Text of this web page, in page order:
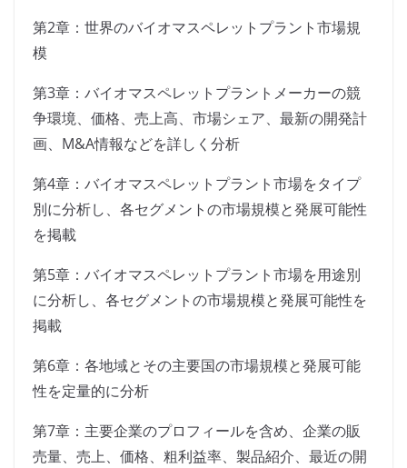
第2章：世界のバイオマスペレットプラント市場規
模
第3章：バイオマスペレットプラントメーカーの競
争環境、価格、売上高、市場シェア、最新の開発計
画、M&A情報などを詳しく分析
第4章：バイオマスペレットプラント市場をタイプ
別に分析し、各セグメントの市場規模と発展可能性
を掲載
第5章：バイオマスペレットプラント市場を用途別
に分析し、各セグメントの市場規模と発展可能性を
掲載
第6章：各地域とその主要国の市場規模と発展可能
性を定量的に分析
第7章：主要企業のプロフィールを含め、企業の販
売量、売上、価格、粗利益率、製品紹介、最近の開